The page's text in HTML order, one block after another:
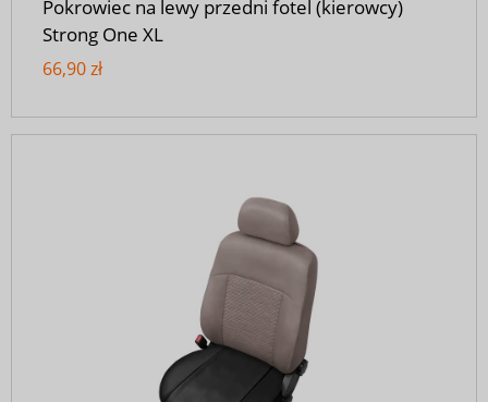
Pokrowiec na lewy przedni fotel (kierowcy)
Strong One XL
66,90 zł